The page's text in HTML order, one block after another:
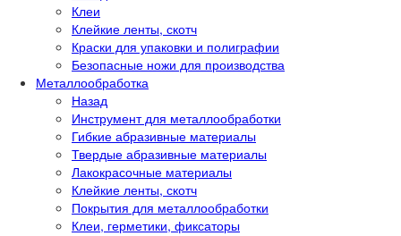
Клеи
Клейкие ленты, скотч
Краски для упаковки и полиграфии
Безопасные ножи для производства
Металлообработка
Назад
Инструмент для металлообработки
Гибкие абразивные материалы
Твердые абразивные материалы
Лакокрасочные материалы
Клейкие ленты, скотч
Покрытия для металлообработки
Клеи, герметики, фиксаторы